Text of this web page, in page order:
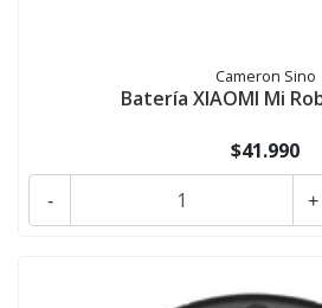
Cameron Sino
Batería XIAOMI Mi
$41.990
+
-